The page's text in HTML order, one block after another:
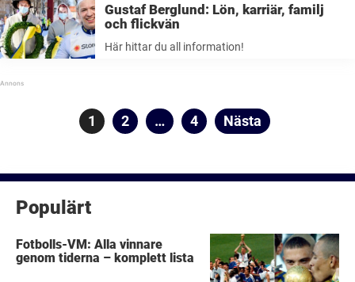
...
Gustaf Berglund: Lön, karriär, familj
och flickvän
Här hittar du all information!
Sidnumrering
Sida
1 Sida
2 … Sida
4 Nästa
Populärt
Fotbolls-VM: Alla vinnare
genom tiderna – komplett lista